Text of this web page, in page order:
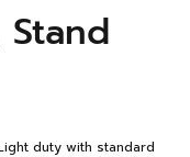
duty with standard